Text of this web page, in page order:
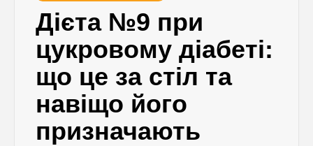
Дієта №9 при
цукровому діабеті:
що це за стіл та
навіщо його
призначають